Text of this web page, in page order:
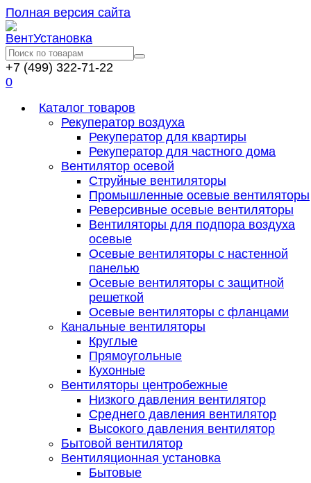
Полная версия сайта
+7 (499) 322-71-22
0
Каталог товаров
Рекуператор воздуха
Рекуператор для квартиры
Рекуператор для частного дома
Вентилятор осевой
Струйные вентиляторы
Промышленные осевые вентиляторы
Реверсивные осевые вентиляторы
Вентиляторы для подпора воздуха
осевые
Осевые вентиляторы с настенной
панелью
Осевые вентиляторы с защитной
решеткой
Осевые вентиляторы с фланцами
Канальные вентиляторы
Круглые
Прямоугольные
Кухонные
Вентиляторы центробежные
Низкого давления вентилятор
Среднего давления вентилятор
Высокого давления вентилятор
Бытовой вентилятор
Вентиляционная установка
Бытовые